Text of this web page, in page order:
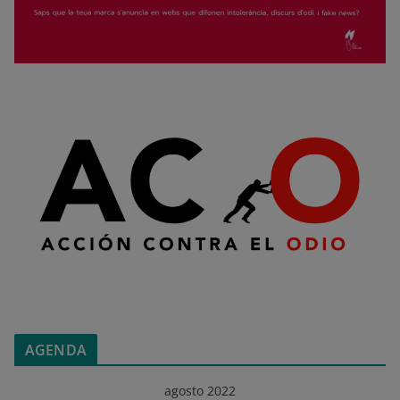
AGENDA
agosto 2022